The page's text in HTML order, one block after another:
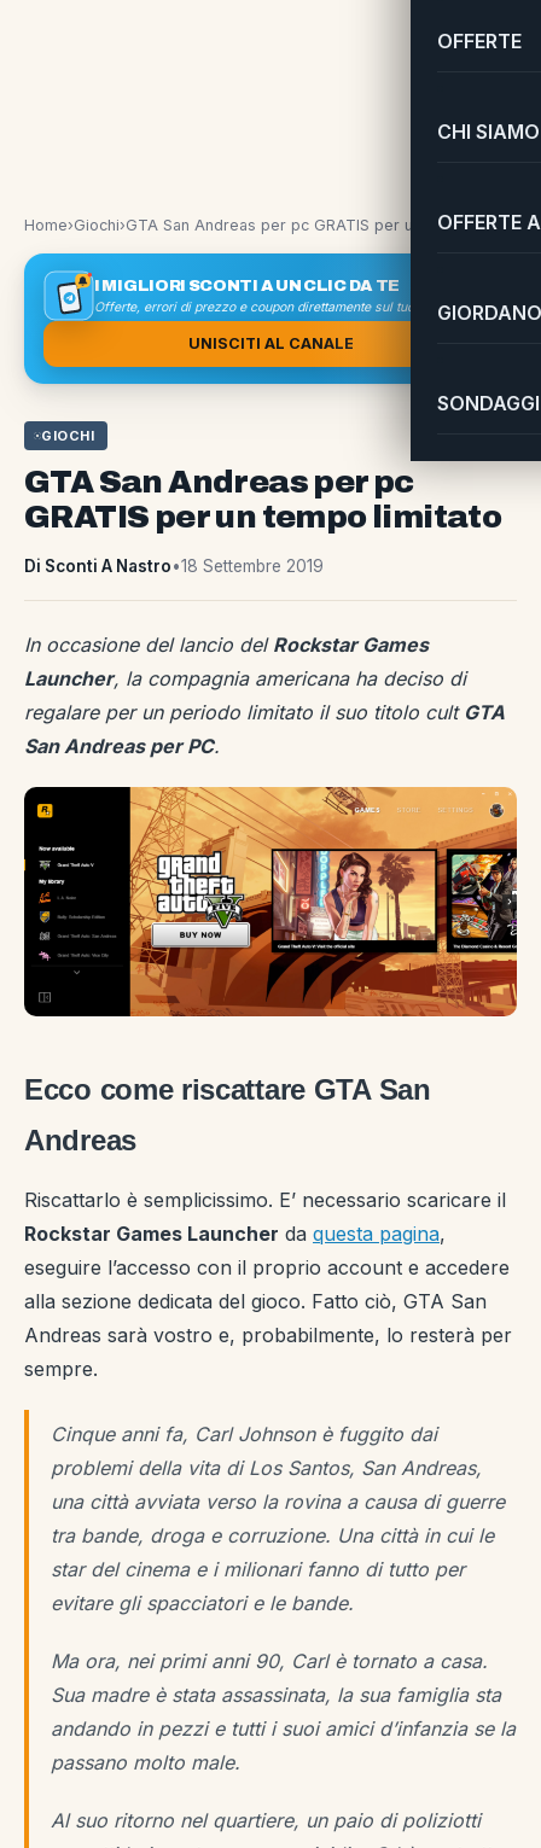
OFFERTE
CHI SIAMO
OFFERTE
Home›Giochi› GTA San Andreas per pc GRATIS per un tempo limitato
I MIGLIORI SCONTI A UN CLIC DA TE
Offerte, errori di prezzo e coupon direttamente sul tuo smartphone
UNISCITI AL CANALE
GIOCHI
GTA San Andreas per pc
GRATIS per un tempo limitato
Di Sconti A Nastro•18 Settembre 2019
In occasione del lancio del Rockstar Games
Launcher, la compagnia americana ha deciso di
regalare per un periodo limitato il suo titolo cult GTA
San Andreas per PC.
Ecco come riscattare GTA San
Andreas
Riscattarlo è semplicissimo. E’ necessario scaricare il
Rockstar Games Launcher da questa pagina,
eseguire l’accesso con il proprio account e accedere
alla sezione dedicata del gioco. Fatto ciò, GTA San
Andreas sarà vostro e, probabilmente, lo resterà per
sempre.
Cinque anni fa, Carl Johnson è fuggito dai
problemi della vita di Los Santos, San Andreas,
una città avviata verso la rovina a causa di guerre
tra bande, droga e corruzione. Una città in cui le
star del cinema e i milionari fanno di tutto per
evitare gli spacciatori e le bande.
Ma ora, nei primi anni 90, Carl è tornato a casa.
Sua madre è stata assassinata, la sua famiglia sta
andando in pezzi e tutti i suoi amici d’infanzia se la
passano molto male.
Al suo ritorno nel quartiere, un paio di poliziotti